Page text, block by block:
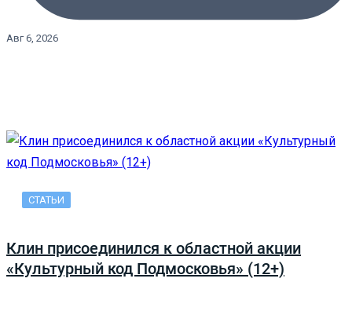
Авг 6, 2026
СТАТЬИ
Клин присоединился к областной акции
«Культурный код Подмосковья» (12+)